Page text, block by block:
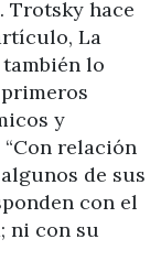
Trotsky hace
La
lo
y
relación
de sus
con el
ni con su